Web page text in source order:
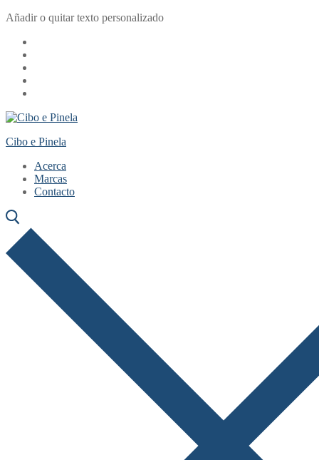
Ir
contenido
Menú
Cerrar
Añadir o quitar texto personalizado
Cibo e Pinela
Acerca
Marcas
Contacto